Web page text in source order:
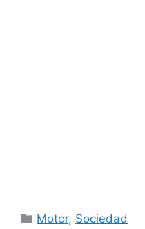
Categorías
Motor, Sociedad